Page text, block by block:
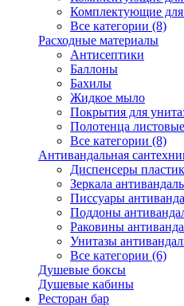
Комплектующие для
Все категории (8)
Расходные материалы
Антисептики
Баллоны
Бахилы
Жидкое мыло
Покрытия для
Полотенца листовые
Все категории (8)
Антивандальная
Диспенсеры
Зеркала
Писсуары
Поддоны
Раковины
Унитазы
Все категории (6)
Душевые боксы
Душевые кабины
Ресторан бар